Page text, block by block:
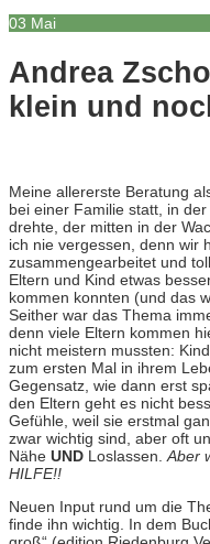
03 Mai
Andrea
klein und
Meine allererste Beratung
bei einer Familie statt, in
drehte, der mitten in der
ich nie vergessen, denn wir
zusammengearbeitet und
Eltern und Kind etwas
kommen konnten (und das
Seither war das Thema
denn viele Eltern kommen
nicht meistern mussten:
zum ersten Mal in ihrem
Gegensatz, wie dann erst
den Eltern geht es nicht
Gefühle, weil sie erstmal
zwar wichtig sind, aber oft
Nähe UND Loslassen. Aber
HILFE!!
Neuen Input rund um die
finde ihn wichtig. In dem